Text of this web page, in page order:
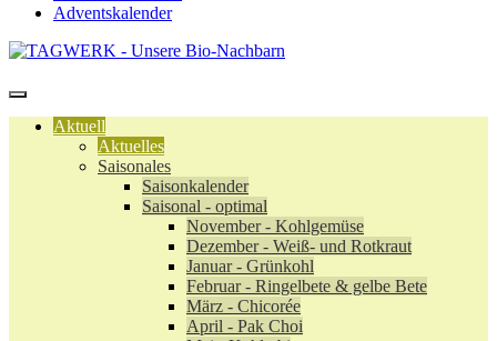
Adventskalender
Aktuell
Aktuelles
Saisonales
Saisonkalender
Saisonal - optimal
November - Kohlgemüse
Dezember - Weiß- und Rotkraut
Januar - Grünkohl
Februar - Ringelbete & gelbe Bete
März - Chicorée
April - Pak Choi